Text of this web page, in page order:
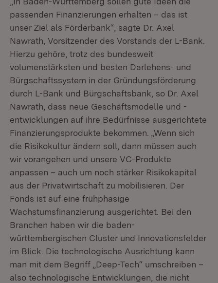
passenden Finanzierungen erhalten – das ist
unser Ziel als Förderbank“, sagte Dr. Axel
Nawrath, Vorsitzender des Vorstands der L-Bank.
Hierzu gehöre, trotz des bundesweit
volumenstärksten und besten Darlehens- und
Bürgschaftssystem in der Gründungsförderung
durch L-Bank und Bürgschaftsbank, so Dr. Axel
Nawrath, dass neue Geschäftsmodelle und -
entwicklungen auf ihre Bedürfnisse ausgerichtete
Finanzierungsprodukte bekommen. „Wenn sich
die Risikokultur ändern soll, dann müssen auch
wir vorangehen und unsere VC-Produkte
anpassen – auch um noch stärker Risikokapital
aus der Privatwirtschaft zu mobilisieren. Der
Fonds ist auf eine frühphasige
Wachstumsfinanzierung ausgerichtet. Bei den
Branchen haben wir die baden-
württembergischen Cluster und Innovationsfelder
im Blick. Die technologische Ausrichtung kann
man mit dem Begriff „Deep-Tech“ umschreiben –
also technologische Entwicklungen, die nicht